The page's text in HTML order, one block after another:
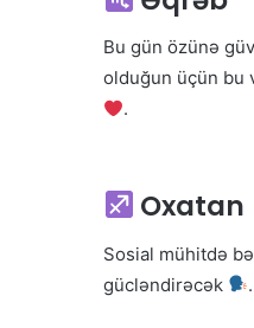
Bu gün özünə
olduğun üçün bu
.
Oxatan
Sosial mühitdə
gücləndirəcək